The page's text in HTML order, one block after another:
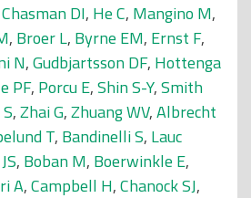
Chasman DI, He C, Mangino M,
, Broer L, Byrne EM, Ernst F,
N,Gudbjartsson DF, Hottenga
PF, Porcu E,Shin S-Y,Smith
,Zhai G,Zhuang WV,Albrecht
T, Bandinelli S, Lauc
, Boban M, Boerwinkle E,
A,Campbell H,Chanock SJ,